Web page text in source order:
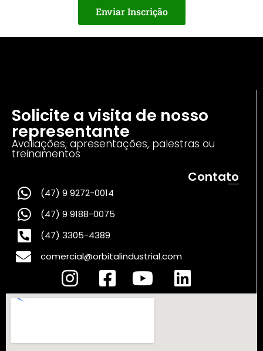
Enviar Inscrição
Solicite a visita de nosso
representante
Avaliações, apresentações, palestras ou
treinamentos
Contato
(47) 9 9272-0014
(47) 9 9188-0075
(47) 3305-4389
comercial@orbitalindustrial.com